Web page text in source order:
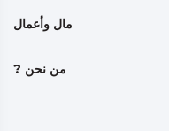
مال وأعمال
من نحن ?